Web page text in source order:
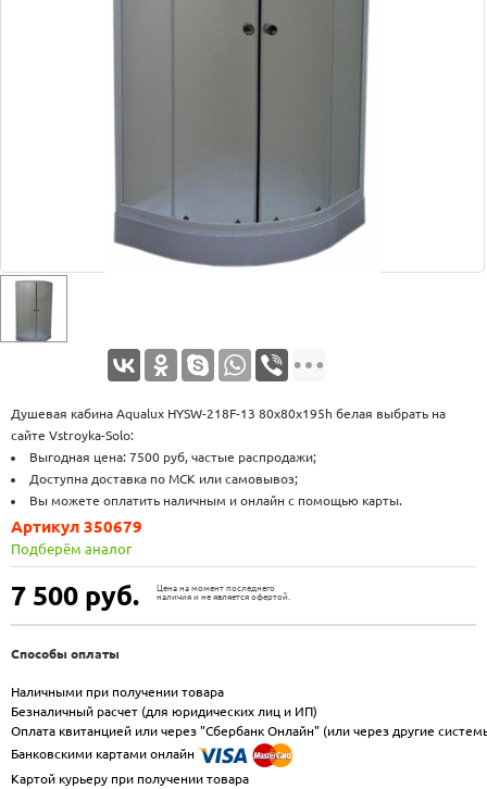
Душевая кабина Aqualux HYSW-218F-13 80x80x195h белая выбрать на
сайте Vstroyka-Solo:
Выгодная цена: 7500 руб, частые распродажи;
Доступна доставка по МСК или самовывоз;
Вы можете оплатить наличным и онлайн с помощью карты.
7 500 руб.
Цена на момент последнего
наличия и не является офертой.
Артикул 350679
Подберём аналог
Способы оплаты
Наличными при получении товара
Безналичный расчет (для юридических лиц и ИП)
Оплата квитанцией или через "Сбербанк Онлайн" (или через другие
Банковскими картами онлайн
Картой курьеру при получении товара